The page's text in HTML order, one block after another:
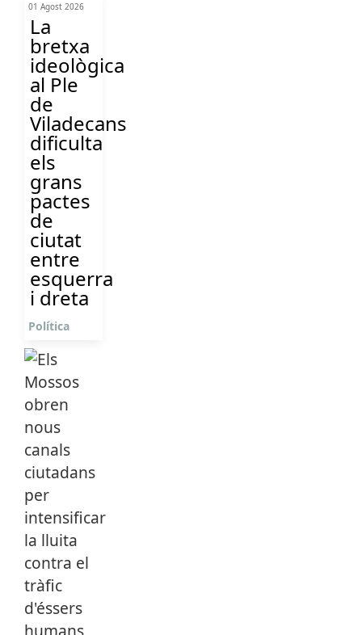
01 Agost 2026
La
bretxa
ideològica
al Ple
de
Viladecans
dificulta
els
grans
pactes
de
ciutat
entre
esquerra
i dreta
Política